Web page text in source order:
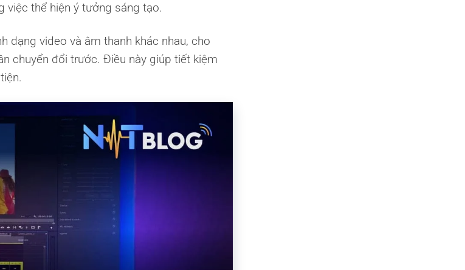
thể hiện ý tưởng sáng tạo.
dạng video và âm thanh khác nhau, cho
chuyển đổi trước. Điều này giúp tiết kiệm